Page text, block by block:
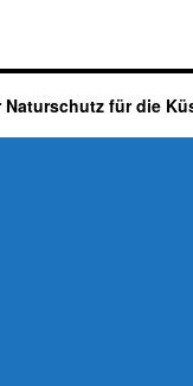
Naturschutz für die